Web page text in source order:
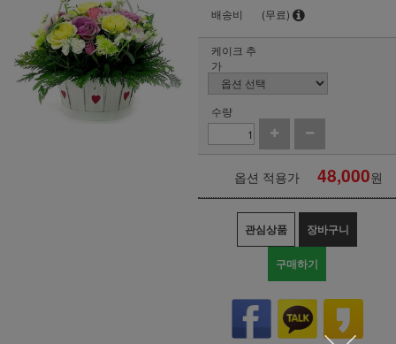
배송비
(무료)
케이크 추
가
수량
옵션 적용가 48,000원
관심상품 장바구니
구매하기